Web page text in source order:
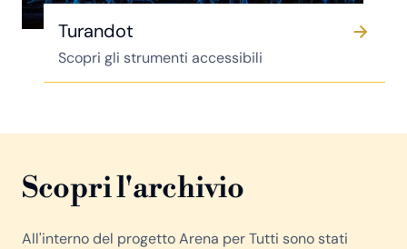
Turandot
Scopri gli strumenti accessibili
Scopri l'archivio
All'interno del progetto Arena per Tutti sono stati